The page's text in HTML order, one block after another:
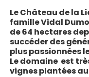
Le Château de la
famille Vidal
de 64 hectares
succéder des
plus passionnées
Le domaine est
vignes plantées